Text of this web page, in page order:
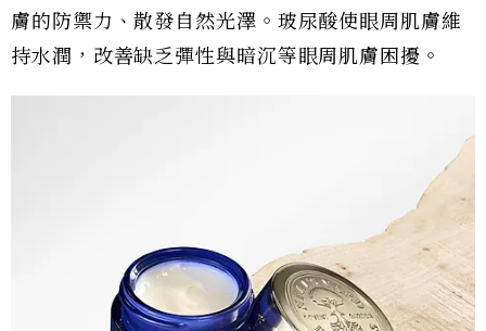
膚的防禦力、散發自然光澤。玻尿酸使眼周肌膚維
持水潤，改善缺乏彈性與暗沉等眼周肌膚困擾。